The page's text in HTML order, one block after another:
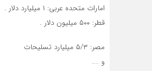
امارات متحده عربی: ۱ میلیارد دلار .
قطر: ۵۰۰ میلیون دلار .
مصر: ۵/۳ میلیارد تسلیحات
و ….